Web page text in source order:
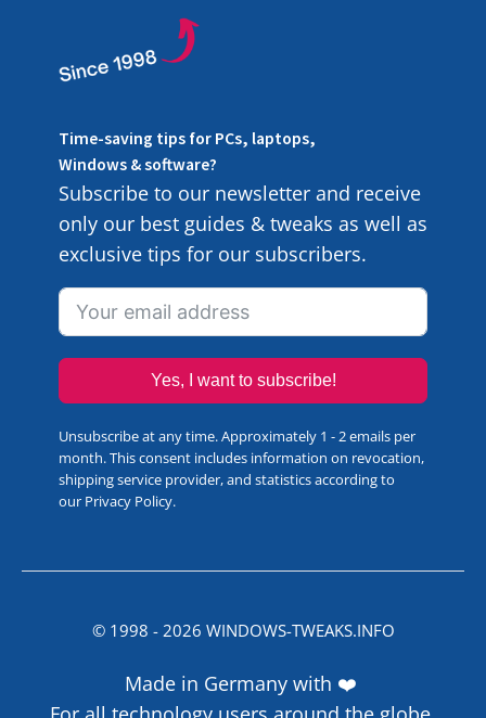
Time-saving tips for PCs, laptops,
Windows & software?
Subscribe to our newsletter and receive
only our best guides & tweaks as well as
exclusive tips for our subscribers.
Yes, I want to subscribe!
Unsubscribe at any time. Approximately 1 - 2 emails per
month. This consent includes information on revocation,
shipping service provider, and statistics according to
our Privacy Policy.
© 1998 - 2026 WINDOWS-TWEAKS.INFO
Made in Germany with ❤️